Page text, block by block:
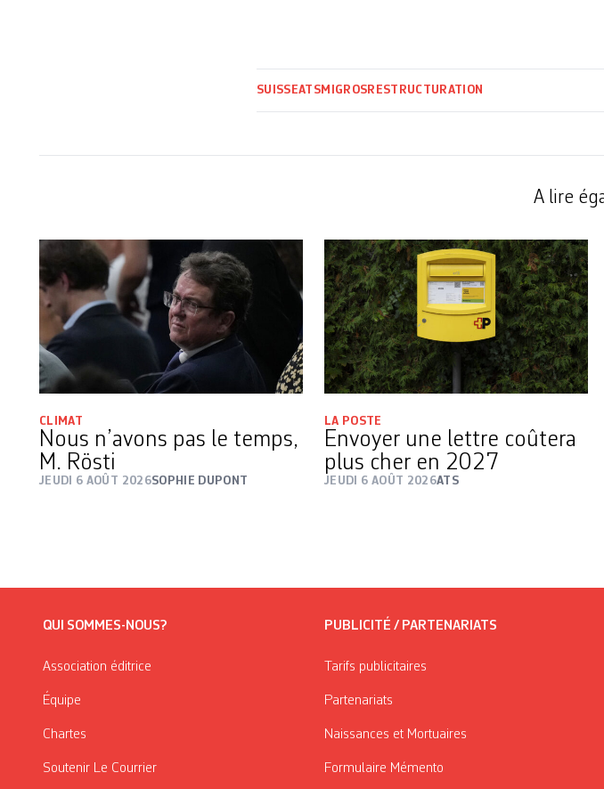
SUISSEATS MIGROS RESTRUCTURATION
A lire
CLIMAT
Nous n’avons pas le temps,
M. Rösti
JEUDI 6 AOÛT 2026SOPHIE DUPONT
LA POSTE
Envoyer une lettre coûtera
plus cher en 2027
JEUDI 6 AOÛT 2026ATS
QUI SOMMES-NOUS?
Association éditrice
Équipe
Chartes
Soutenir Le Courrier
PUBLICITÉ / PARTENARIATS
Tarifs publicitaires
Partenariats
Naissances et Mortuaires
Formulaire Mémento